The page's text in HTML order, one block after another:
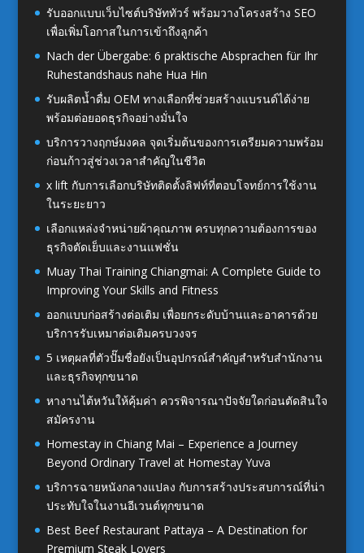
รับออกแบบเว็บไซต์บริษัททัวร์ พร้อมวางโครงสร้าง SEO
เพื่อเพิ่มโอกาสในการเข้าถึงลูกค้า
Nach der Übergabe: 6 praktische Absprachen für Ihr
Ruhestandshaus nahe Hua Hin
รับผลิตน้ำดื่ม OEM ทางเลือกที่ช่วยสร้างแบรนด์ได้ง่าย
พร้อมต่อยอดธุรกิจอย่างมั่นใจ
บริการวางฤกษ์มงคล จุดเริ่มต้นของการเตรียมความพร้อม
ก่อนก้าวสู่ช่วงเวลาสำคัญในชีวิต
x lift กับการเลือกบริษัทติดตั้งลิฟท์ที่ตอบโจทย์การใช้งาน
ในระยะยาว
เลือกแหล่งจำหน่ายผ้าคุณภาพ ครบทุกความต้องการของ
ธุรกิจตัดเย็บและงานแฟชั่น
Muay Thai Training Chiangmai: A Complete Guide to
Improving Your Skills and Fitness
ออกแบบก่อสร้างต่อเติม เพื่อยกระดับบ้านและอาคารด้วย
บริการรับเหมาต่อเติมครบวงจร
5 เหตุผลที่ตัวปั๊มชื่อยังเป็นอุปกรณ์สำคัญสำหรับสำนักงาน
และธุรกิจทุกขนาด
หางานไต้หวันให้คุ้มค่า ควรพิจารณาปัจจัยใดก่อนตัดสินใจ
สมัครงาน
Homestay in Chiang Mai – Experience a Journey
Beyond Ordinary Travel at Homestay Yuva
บริการฉายหนังกลางแปลง กับการสร้างประสบการณ์ที่น่า
ประทับใจในงานอีเวนต์ทุกขนาด
Best Beef Restaurant Pattaya – A Destination for
Premium Steak Lovers